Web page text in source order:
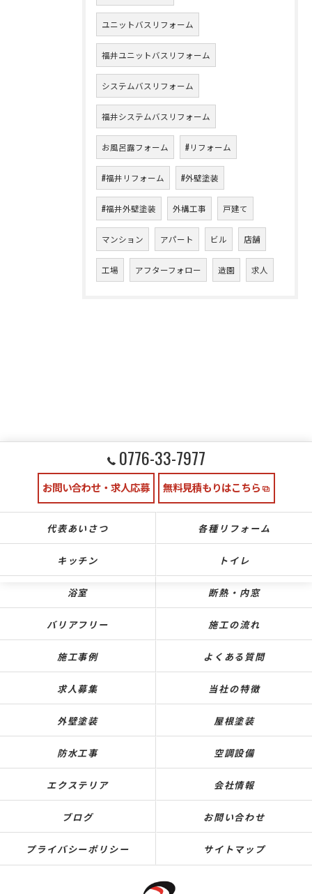
ユニットバスリフォーム
福井ユニットバスリフォーム
システムバスリフォーム
福井システムバスリフォーム
お風呂露フォーム #リフォーム
#福井リフォーム #外壁塗装
#福井外壁塗装 外構工事 戸建て
マンション アパート ビル 店舗
工場 アフターフォロー 造園 求人
0776-33-7977
お問い合わせ・求人応募 無料見積もりはこちら
代表あいさつ 各種リフォーム
キッチン トイレ
浴室 断熱・内窓
バリアフリー 施工の流れ
施工事例 よくある質問
求人募集 当社の特徴
外壁塗装 屋根塗装
防水工事 空調設備
エクステリア 会社情報
ブログ お問い合わせ
プライバシーポリシー サイトマップ